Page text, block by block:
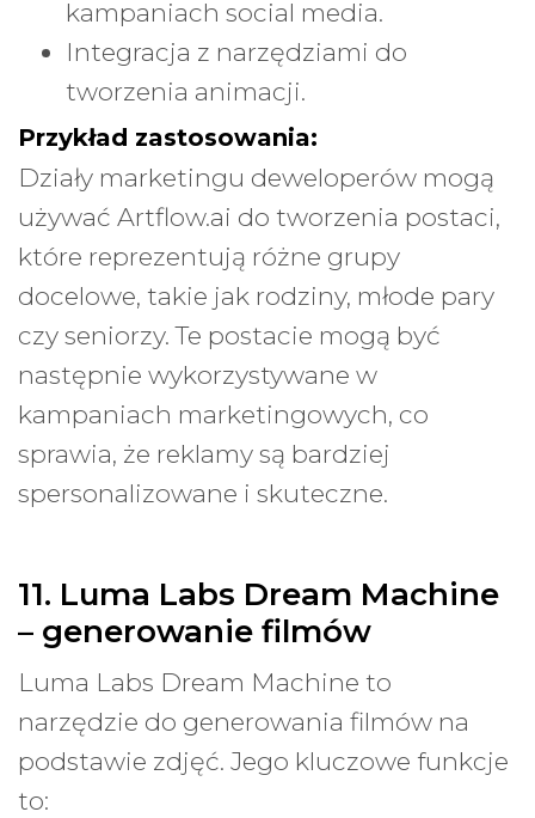
kampaniach social media.
Integracja z narzędziami do
tworzenia animacji.
Przykład zastosowania:
Działy marketingu deweloperów mogą
używać Artflow.ai do tworzenia postaci,
które reprezentują różne grupy
docelowe, takie jak rodziny, młode pary
czy seniorzy. Te postacie mogą być
następnie wykorzystywane w
kampaniach marketingowych, co
sprawia, że reklamy są bardziej
spersonalizowane i skuteczne.
11. Luma Labs Dream Machine
– generowanie filmów
Luma Labs Dream Machine to
narzędzie do generowania filmów na
podstawie zdjęć. Jego kluczowe funkcje
to: